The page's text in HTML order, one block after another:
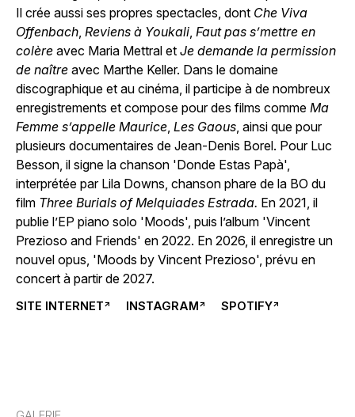
Il crée aussi ses propres spectacles, dont Che Viva
Offenbach Reviens à Youkali Faut pas s’mettre en
colère avec Maria Mettral et Je demande la permission
de naître avec Marthe Keller. Dans le domaine
discographique et au cinéma, il participe à de nombreux
enregistrements et compose pour des films comme Ma
Femme s’appelle Maurice Les Gaous , ainsi que pour
plusieurs documentaires de Jean-Denis Borel. Pour Luc
Besson, il signe la chanson 'Donde Estas Papà',
interprétée par Lila Downs, chanson phare de la BO du
film Three Burials of Melquiades Estrada. En 2021, il
publie l’EP piano solo 'Moods', puis l’album 'Vincent
Prezioso and Friends' en 2022. En 2026, il enregistre un
nouvel opus, 'Moods by Vincent Prezioso', prévu en
concert à partir de 2027.
SITE INTERNET INSTAGRAM SPOTIFY